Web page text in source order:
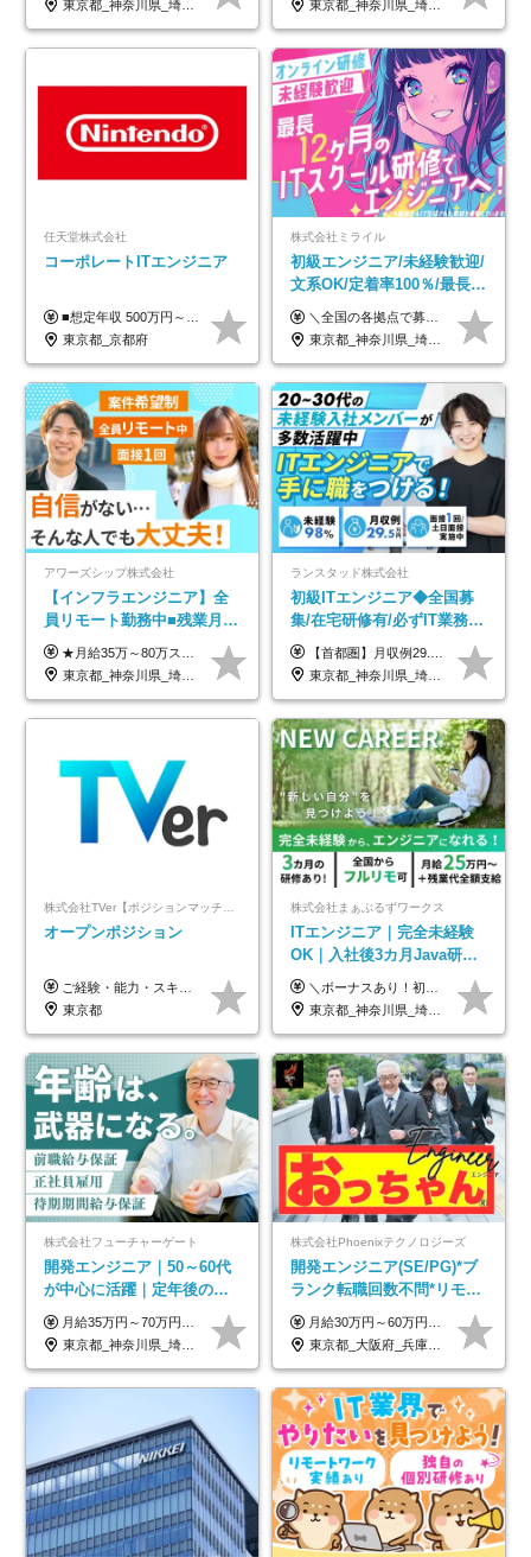
東京都_神奈川県_埼玉県_千葉県_大阪府_愛知県_北海道_青森県_岩手県_宮城県_秋田県_山形県_福島県_茨城県_栃木県_群馬県_新潟県_山梨県_長野県_富山県_石川県_福井県_静岡県_岐阜県_三重県_兵庫県_京都府_滋賀県_奈良県_和歌山県_広島県_岡山県_鳥取県_島根県_山口県_徳島県_香川県_愛媛県_高知県_福岡県_熊本県_佐賀県_長崎県_大分県_宮崎県_鹿児島県_沖縄県
宅手当
東京都_神奈川県_埼玉県_千葉県_大阪府_愛知県_北海道_青森県_岩手県_宮城県_秋田県_山形県_福島県_茨城県_栃木県_群馬県_新潟県_山梨県_長野県_富山県_石川県_福井県_静岡県_岐阜県_三重県_兵庫県_京都府_滋賀県_奈良県_和歌山県_広島県_岡山県_鳥取県_島根県_山口県_徳島県_香川県_愛媛県_高知県_福岡県_熊本県_佐賀県_長崎県_大分県_宮崎県_鹿児島県_沖縄県
任天堂株式会社
コーポレートITエンジニア
■想定年収 500万円～900万円 月給制 月給278,000円～ ※残業が発生した場合、残業代を別途全額支給します ※試用期間2ヶ月あり(待遇や給与に差異はありません)
東京都_京都府
株式会社ミライル
初級エンジニア/未経験歓迎/
文系OK/定着率100％/最長1
年の自社ITスクール研修あ
り/年休130日
＼全国の各拠点で募集中！／ 給与は以下の通り、勤務地により異なります。 札幌：月給23万円～27万円 仙台：月給22万円～26万円 新潟：月給22万円～26万円 東京：月給26万円～30万円 大阪：月給24万円～29万円 福岡：月給23.5万円～27万円 沖縄：月給21万円～26万円 ◎給与は知識や経験を考慮して決定します。 ◎残業は別途全額支給します。 ◎試用期間12カ月あり（給与は以下の通りです。その他条件に変更はありません） （試用期間の給与） 札幌：月給18.6万円～ 仙台：月給19万円～ 新潟：月給18万円～ 東京：月給22万円～ 大阪：月給20.8万円～ 福岡：月給19万円～ 沖縄：月給18万円～
東京都_神奈川県_埼玉県_千葉県_大阪府_愛知県_北海道_青森県_岩手県_宮城県_秋田県_山形県_福島県_茨城県_栃木県_群馬県_新潟県_山梨県_長野県_富山県_石川県_福井県_静岡県_岐阜県_三重県_兵庫県_京都府_滋賀県_奈良県_和歌山県_広島県_岡山県_鳥取県_島根県_山口県_徳島県_香川県_愛媛県_高知県_福岡県_熊本県_佐賀県_長崎県_大分県_宮崎県_鹿児島県_沖縄県
アワーズシップ株式会社
【インフラエンジニア】全
員リモート勤務中■残業月
3h■最大3ヶ月の連休あり■
年休126日■20～30代活躍
中！
★月給35万～80万スタートも可 【未経験の方】 ■月給26万～80万＋賞与年2回（年2ヶ月分） 【何かしらのインフラエンジニア経験をお持ちの方】 ■月給35万～80万＋賞与年2回（年2ヶ月分） ※スキル・経験などを考慮し決定します ※試用期間6ヶ月あり。期間中は契約社員となります。その他の待遇に差異はありません（試用期間終了後、昇給の可能性あり） ※上記金額には固定残業代（月30時間分／4万9600円～15万2600円）を含みます。超過分は別途支給いたします。 ＼頑張りはインセンティブで還元！／ クライアントに貢献度を評価され、当社のエンジニアが追加で案件に参画することになるなど、会社にとって利益になる行動はしっかり評価します。 会社の成長に貢献できていることを実感でき、「もっと頑張ろう」と思える体制づくりを整えています！
東京都_神奈川県_埼玉県_千葉県_大阪府
ランスタッド株式会社
初級ITエンジニア◆全国募
集/在宅研修有/必ずIT業務配
属/月収例29.5万円/Web面接
1回/SE
【首都圏】月収例29.5万円（月給26万円＋諸手当） 【東海・関西】月収例28.5万円（月給25万円＋諸手当） 【九州】月収例26万円（月給23万円＋諸手当） ※経験・スキル・前職給与を踏まえ、総合的に判断して決定します。 例：首都圏 月収例31万円（月給27万円＋諸手当） ◆各種手当 ・通勤手当（上限4万円まで） ・残業代手当（1分単位で全額支給） ※固定残業代制は採用しておりません ・深夜勤務手当 ・資格取得支援（ランクに応じてお祝い金1万円～10万円を支給） ◆昇給：年1回 ◆補足 ・研修中1ヶ月間は、時給1670円となります。 ・試用期間6ヶ月あり。その間の待遇に変更はありません。 ※詳細は面接時にご案内します。
東京都_神奈川県_埼玉県_千葉県_大阪府_愛知県_兵庫県_京都府_福岡県
オープンポジション
ご経験・能力・スキル等により、当社基準にて優遇・相談のうえ決定いたします。
東京都
株式会社まぁぶるずワークス
ITエンジニア｜完全未経験
OK｜入社後3カ月Java研修
｜リモート率8割以上｜充実
のキャリア支援｜残業月10h
＼ボーナスあり！初年度から年収300万円以上／ ■月給25万円～35万円＋残業代全額支給＋各種手当＋賞与年1回 ◎経験・年齢・スキルなどを考慮し、できるだけ優遇します ◎試用期間中(3カ月)は契約社員で、月給21万円＋諸手当になります。 (試用期間中は残業が発生しません。その他の待遇に変更はありません) ----------------- ＼3つの評価軸！実力次第で早期収入アップ！／ 【1】スキル(IT理解、実装力、設計) 【2】実務力(現場評価、コミュ力、品質) 【3】姿勢(自走力、意欲、責任感) この3つの評価軸で、3カ月ごとに評価。社内グレードにより、給与が決まる明確な仕組みです。何ができれば給与が上がるのか分かりやすく、実力や努力次第で早期に収入を増やせます！ 【固定残業代について】 なし（残業代は、実際の労働時間に応じて別途全額支給）
東京都_神奈川県_埼玉県_千葉県_大阪府_愛知県_北海道_青森県_岩手県_宮城県_秋田県_山形県_福島県_茨城県_栃木県_群馬県_新潟県_山梨県_長野県_富山県_石川県_福井県_静岡県_岐阜県_三重県_兵庫県_京都府_滋賀県_奈良県_和歌山県_広島県_岡山県_鳥取県_島根県_山口県_徳島県_香川県_愛媛県_高知県_福岡県_熊本県_佐賀県_長崎県_大分県_宮崎県_鹿児島県_沖縄県
株式会社フューチャーゲート
開発エンジニア｜50～60代
が中心に活躍｜定年後の給
与減ナシ｜年収50万円アッ
プ実績／昇給率92％（直近3
年）
月給35万円～70万円（固定残業代30時間分63,869円～を含む）+賞与年1回 ※30時間を超える分は別途支給します ●これまでのご経験・スキル・前職給与をできる限り考慮します ●待機期間も給与を100％支給します ●試用期間中も給与や福利厚生は同じです ≪年収を維持しながら長く働けます！≫ 一般的な企業では55歳や60歳を機に年収が下がりますが、 当社は役職などではなく「スキルや経験」で評価。 エンジニアとして長く働きながら あなたにふさわしい年収を維持できます！
東京都_神奈川県_埼玉県_千葉県
株式会社Phoenixテクノロジーズ
開発エンジニア(SE/PG)*ブ
ランク転職回数不問*リモー
ト案件多数*残業ほぼ0*通院
のための半休制度あり
月給30万円～60万円+住宅手当+職能手当+役職手当+決算賞与+報奨金 ※経験・能力を考慮し、優遇します ※給与には20時間分のみなし時間外手当(3万7000円以上)を含みます(超過時間分は別途追加支給) ※試用期間3～6ヵ月あり(その間の給与、待遇に差異なし) ※場合によって契約社員での採用の可能性あり(面接時に応相談)
東京都_大阪府_兵庫県_京都府_福岡県